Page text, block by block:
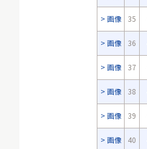
画像 35
画像 36
画像 37
画像 38
画像 39
画像 40